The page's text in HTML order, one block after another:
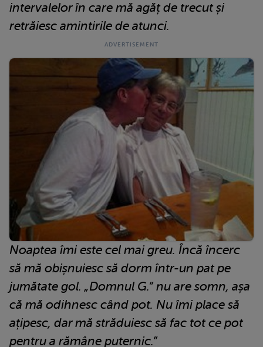
intervalelor în care mă agăț de trecut și
retrăiesc amintirile de atunci.
Noaptea îmi este cel mai greu. Încă încerc
să mă obișnuiesc să dorm într-un pat pe
jumătate gol. „Domnul G.” nu are somn, așa
că mă odihnesc când pot. Nu îmi place să
ațipesc, dar mă străduiesc să fac tot ce pot
pentru a rămâne puternic.”